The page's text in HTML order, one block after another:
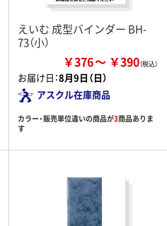
えいむ 成型バインダー BH-
73（小）
￥376 ￥390
お届け日：8月9日（日）
アスクル在庫商品
カラー・販売単位違いの商品が3商品ありま
す